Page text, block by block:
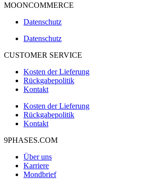
MOONCOMMERCE
Datenschutz
Datenschutz
CUSTOMER SERVICE
Kosten der Lieferung
Rückgabepolitik
Kontakt
Kosten der Lieferung
Rückgabepolitik
Kontakt
9PHASES.COM
Über uns
Karriere
Mondbrief